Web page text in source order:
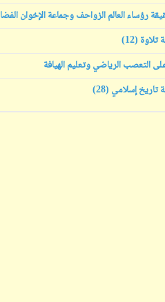
رؤساء العالم الزواحف وجماعة الإخوان
(12)
التعصب الرياضي وتعليم الهيافة
إسلامي (28)